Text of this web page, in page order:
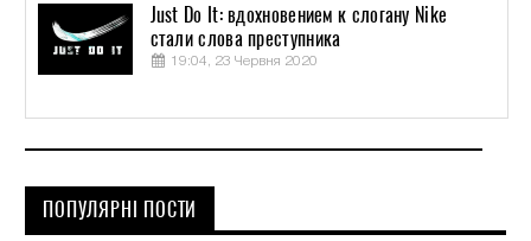
Just Do It: вдохновением к слогану Nike
стали слова преступника
19:04, 23 Червня 2020
ПОПУЛЯРНІ ПОСТИ